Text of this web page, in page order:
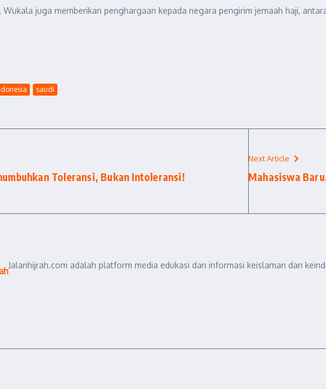
Wukala juga memberikan penghargaan kepada negara pengirim jemaah haji,
saudi
Toleransi, Bukan Intoleransi!
Next Article
Mahasiswa
Jalanhijrah.com adalah platform media edukasi dan informasi keislaman dan